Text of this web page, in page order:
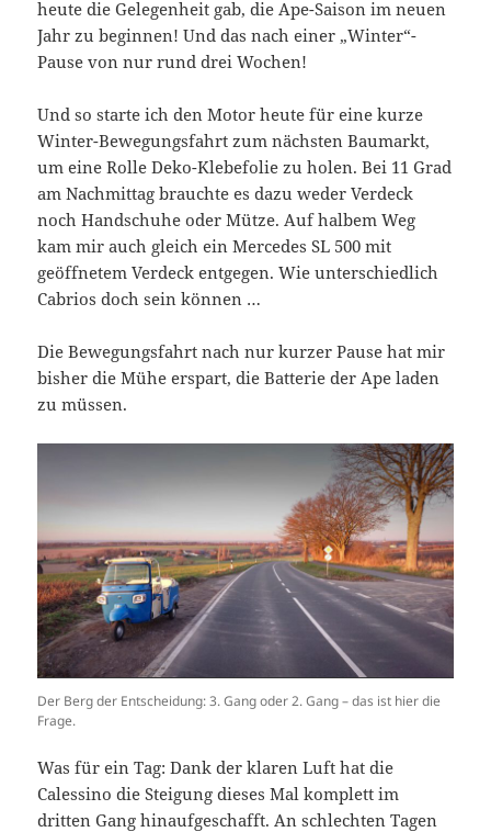
heute die Gelegenheit gab, die Ape-Saison im neuen
Jahr zu beginnen! Und das nach einer „Winter“-
Pause von nur rund drei Wochen!
Und so starte ich den Motor heute für eine kurze
Winter-Bewegungsfahrt zum nächsten Baumarkt,
um eine Rolle Deko-Klebefolie zu holen. Bei 11 Grad
am Nachmittag brauchte es dazu weder Verdeck
noch Handschuhe oder Mütze. Auf halbem Weg
kam mir auch gleich ein Mercedes SL 500 mit
geöffnetem Verdeck entgegen. Wie unterschiedlich
Cabrios doch sein können …
Die Bewegungsfahrt nach nur kurzer Pause hat mir
bisher die Mühe erspart, die Batterie der Ape laden
zu müssen.
Der Berg der Entscheidung: 3. Gang oder 2. Gang – das ist hier die
Frage.
Was für ein Tag: Dank der klaren Luft hat die
Calessino die Steigung dieses Mal komplett im
dritten Gang hinaufgeschafft. An schlechten Tagen